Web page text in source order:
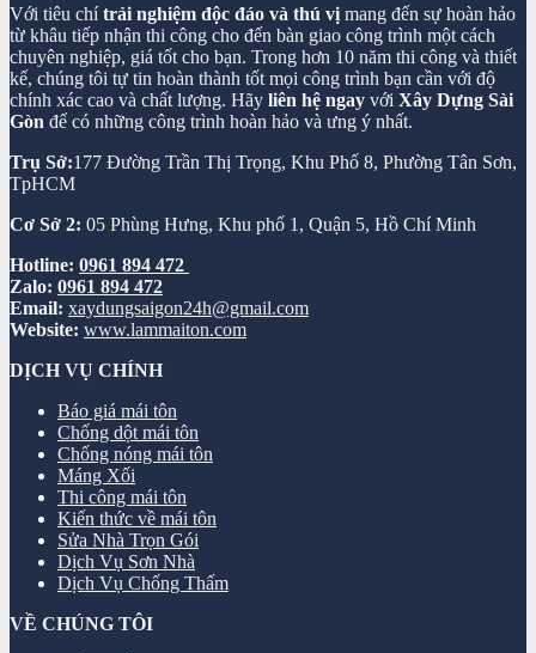
Với tiêu chítrải nghiệm độc đáo và thú vị mang đến sự hoàn hảo
từ khâu tiếp nhận thi công cho đến bàn giao công trình một cách
chuyên nghiệp, giá tốt cho bạn. Trong hơn 10 năm thi công và thiết
kế, chúng tôi tự tin hoàn thành tốt mọi công trình bạn cần với độ
chính xác cao và chất lượng. Hãy liên hệ ngay với Xây Dựng Sài
Gòn để có những công trình hoàn hảo và ưng ý nhất.
Trụ Sở:177 Đường Trần Thị Trọng, Khu Phố 8, Phường Tân Sơn,
TpHCM
Cơ Sở 2: 05 Phùng Hưng, Khu phố 1, Quận 5, Hồ Chí Minh
Hotline: 0961 894 472
Zalo: 0961 894 472
Email: xaydungsaigon24h@gmail.com
Website: www.lammaiton.com
DỊCH VỤ CHÍNH
Báo giá mái tôn
Chống dột mái tôn
Chống nóng mái tôn
Máng Xối
Thi công mái tôn
Kiến thức về mái tôn
Sửa Nhà Trọn Gói
Dịch Vụ Sơn Nhà
Dịch Vụ Chống Thấm
VỀ CHÚNG TÔI